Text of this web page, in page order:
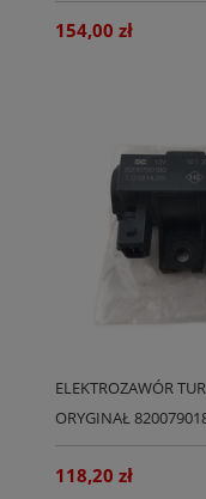
154,00 zł
ELEKTROZAWÓR
ORYGINAŁ
118,20 zł